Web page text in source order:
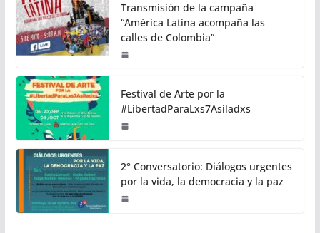
Transmisión de la campaña
“América Latina acompaña las
calles de Colombia”
Festival de Arte por la
#LibertadParaLxs7Asiladxs
2° Conversatorio: Diálogos urgentes
por la vida, la democracia y la paz